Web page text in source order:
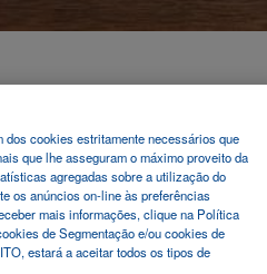
cookies estritamente necessários que
que lhe asseguram o máximo proveito da
agregadas sobre a utilização do
os anúncios on-line às preferências
mais informações, clique na Política
de Segmentação e/ou cookies de
estará a aceitar todos os tipos de